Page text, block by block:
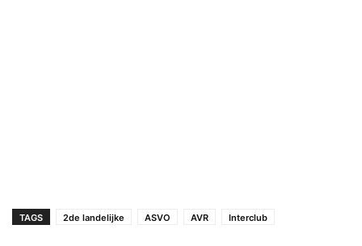
TAGS 2de landelijke ASVO AVR Interclub